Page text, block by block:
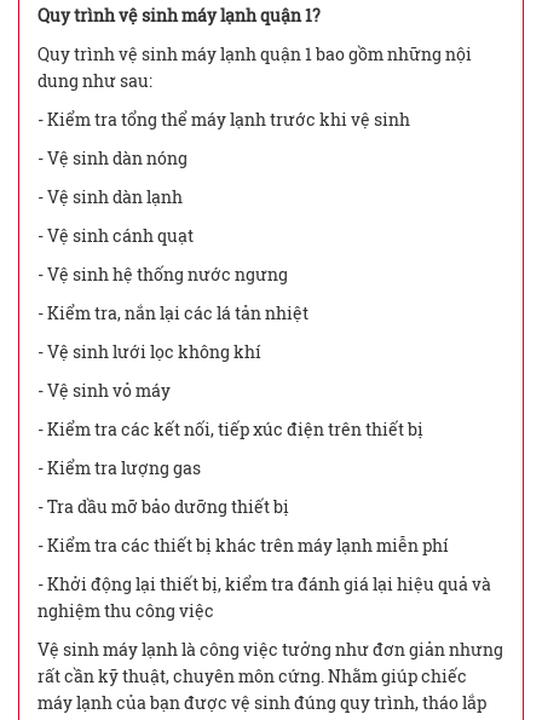
Quy trình vệ sinh máy lạnh quận 1?
Quy trình vệ sinh máy lạnh quận 1 bao gồm những nội
dung như sau:
- Kiểm tra tổng thể máy lạnh trước khi vệ sinh
- Vệ sinh dàn nóng
- Vệ sinh dàn lạnh
- Vệ sinh cánh quạt
- Vệ sinh hệ thống nước ngưng
- Kiểm tra, nắn lại các lá tản nhiệt
- Vệ sinh lưới lọc không khí
- Vệ sinh vỏ máy
- Kiểm tra các kết nối, tiếp xúc điện trên thiết bị
- Kiểm tra lượng gas
- Tra dầu mỡ bảo dưỡng thiết bị
- Kiểm tra các thiết bị khác trên máy lạnh miễn phí
- Khởi động lại thiết bị, kiểm tra đánh giá lại hiệu quả và
nghiệm thu công việc
Vệ sinh máy lạnh là công việc tưởng như đơn giản nhưng
rất cần kỹ thuật, chuyên môn cứng. Nhằm giúp chiếc
máy lạnh của bạn được vệ sinh đúng quy trình, tháo lắp